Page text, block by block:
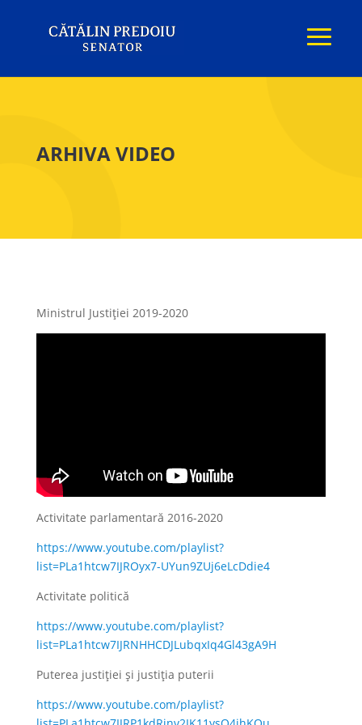
ARHIVA VIDEO
Ministrul Justiției 2019-2020
Activitate parlamentară 2016-2020
https://www.youtube.com/playlist?
list=PLa1htcw7IJROyx7-UYun9ZUj6eLcDdie4
Activitate politică
https://www.youtube.com/playlist?
list=PLa1htcw7IJRNHHCDJLubqxIq4Gl43gA9H
Puterea justiției și justiția puterii
https://www.youtube.com/playlist?